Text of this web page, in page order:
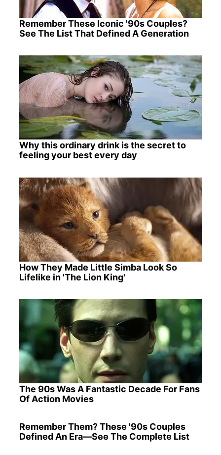
Remember These Iconic '90s Couples?
See The List That Defined A Generation
Why this ordinary drink is the secret to
feeling your best every day
How They Made Little Simba Look So
Lifelike in 'The Lion King'
The 90s Was A Fantastic Decade For Fans
Of Action Movies
Remember Them? These '90s Couples
Defined An Era—See The Complete List